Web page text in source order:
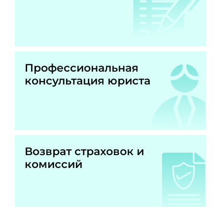
Профессиональная
консультация юриста
Возврат страховок и
комиссий